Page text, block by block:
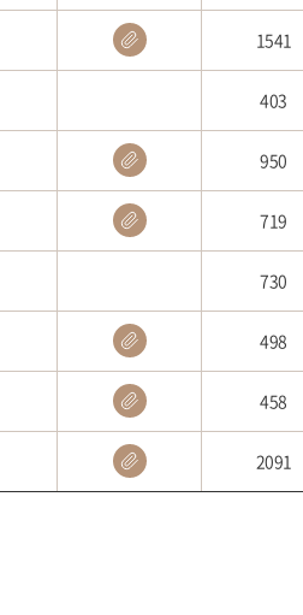
1541
403
950
719
730
498
458
2091